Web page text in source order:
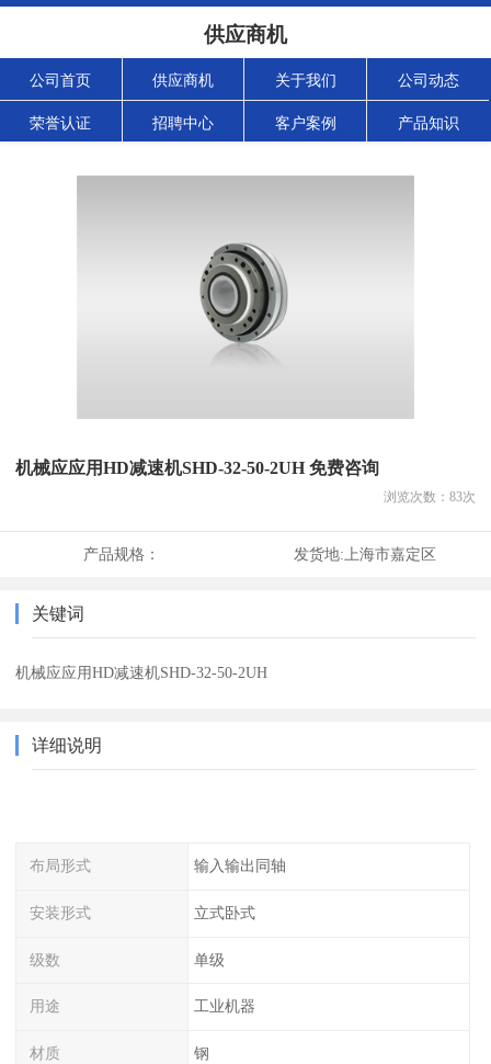
供应商机
公司首页 供应商机 关于我们 公司动态
荣誉认证 招聘中心 客户案例 产品知识
机械应应用HD减速机SHD-32-50-2UH 免费咨询
浏览次数： 83次
产品规格： 发货地: 上海市嘉定区
关键词
机械应应用HD减速机SHD-32-50-2UH
详细说明
布局形式 输入输出同轴
安装形式 立式卧式
级数 单级
用途 工业机器
材质 钢